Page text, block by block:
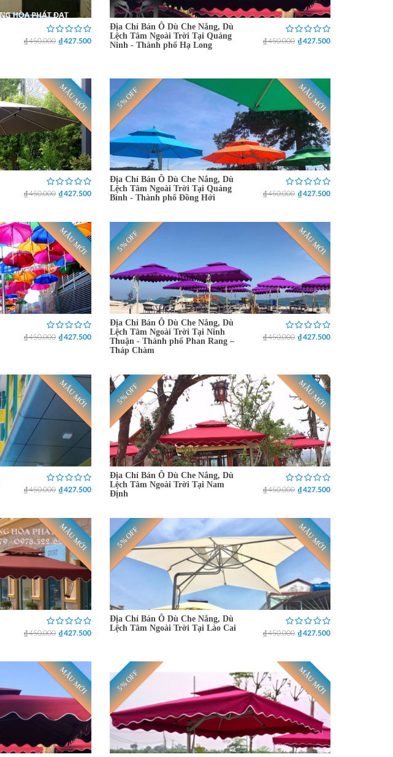
₫ 450.000 ₫ 427.500
Địa Chỉ Bán Ô Dù Che Nắng, Dù
Lệch Tâm Ngoài Trời Tại Quảng
Ninh - Thành phố Hạ Long
₫ 450.000 ₫ 427.500
MẪU MỚI
₫ 450.000 ₫ 427.500
5% OFF MẪU MỚI
Địa Chỉ Bán Ô Dù Che Nắng, Dù
Lệch Tâm Ngoài Trời Tại Quảng
Bình - Thành phố Đồng Hới
₫ 450.000 ₫ 427.500
MẪU MỚI
₫ 450.000 ₫ 427.500
5% OFF MẪU MỚI
Địa Chỉ Bán Ô Dù Che Nắng, Dù
Lệch Tâm Ngoài Trời Tại Ninh
Thuận - Thành phố Phan Rang –
Tháp Chàm
₫ 450.000 ₫ 427.500
MẪU MỚI
₫ 450.000 ₫ 427.500
5% OFF MẪU MỚI
Địa Chỉ Bán Ô Dù Che Nắng, Dù
Lệch Tâm Ngoài Trời Tại Nam
Định
₫ 450.000 ₫ 427.500
MẪU MỚI
₫ 450.000 ₫ 427.500
5% OFF MẪU MỚI
Địa Chỉ Bán Ô Dù Che Nắng, Dù
Lệch Tâm Ngoài Trời Tại Lào Cai
₫ 450.000 ₫ 427.500
MẪU MỚI 5% OFF MẪU MỚI